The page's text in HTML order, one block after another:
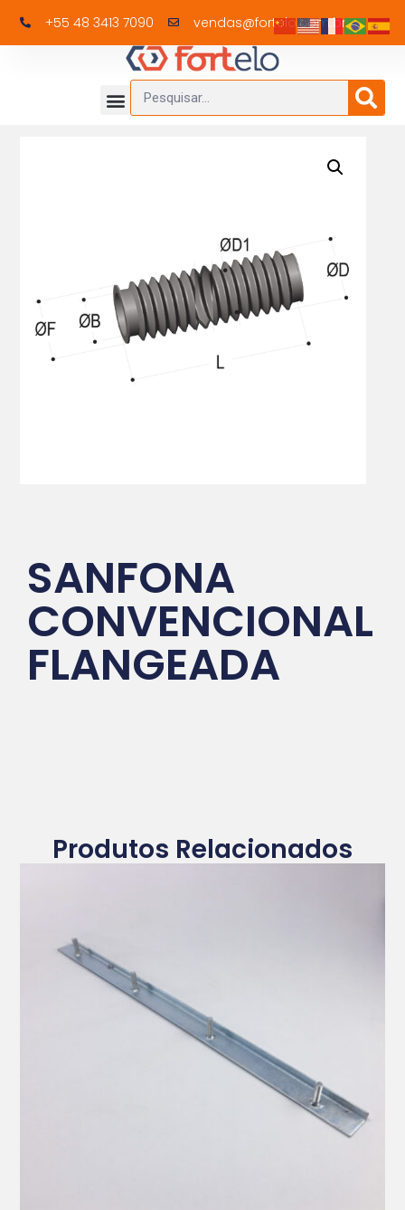
+55 48 3413 7090 vendas@fortelo.com.br
SANFONA
CONVENCIONAL
FLANGEADA
Produtos Relacionados